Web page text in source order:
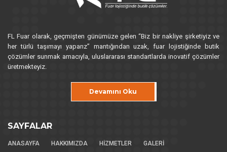
FL Fuar olarak, geçmişten günümüze gelen “Biz bir nakliye şirketiyiz ve
her türlü taşımayı yaparız” mantığından uzak, fuar lojistiğinde butik
çözümler sunmak amacıyla, uluslararası standartlarda inovatif çözümler
üretmekteyiz.
Devamını Oku
SAYFALAR
ANASAYFA HAKKIMIZDA HİZMETLER
GALERİ